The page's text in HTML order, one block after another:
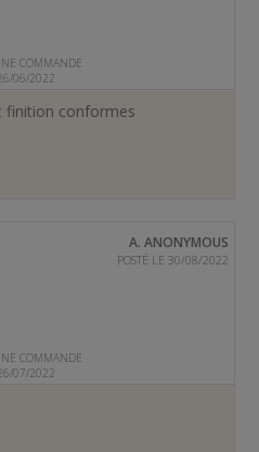
COMMANDE
06/2022
finition conformes
A. ANONYMOUS
POSTÉ LE 30/08/2022
COMMANDE
07/2022